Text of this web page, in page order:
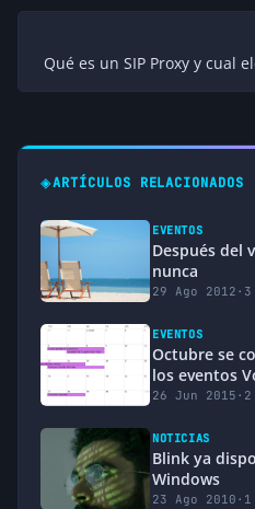
Qué es un SIP Proxy y cual
◈ARTÍCULOS RELACIONADOS
EVENTOS
Después del
nunca
29 Ago 2012 ·
EVENTOS
Octubre se
los eventos
26 Jun 2015 ·
NOTICIAS
Blink ya
Windows
23 Ago 2010 ·